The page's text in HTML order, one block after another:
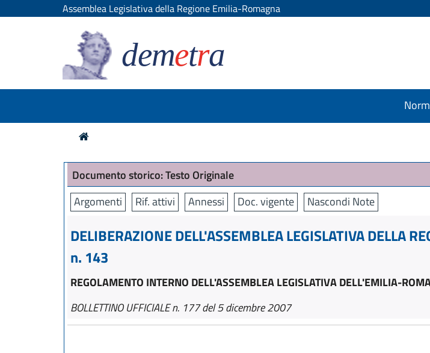
Assemblea Legislativa della Regione Emilia-Romagna
demetra
Documento storico: Testo Originale
Argomenti
Rif. attivi Annessi Doc. vigente Nascondi Note
DELIBERAZIONE DELL'ASSEMBLEA LEGISLATIVA DELLA
n. 143
REGOLAMENTO INTERNO DELL'ASSEMBLEA LEGISLATIVA DELL'EMILIA-
BOLLETTINO UFFICIALE n. 177 del 5 dicembre 2007